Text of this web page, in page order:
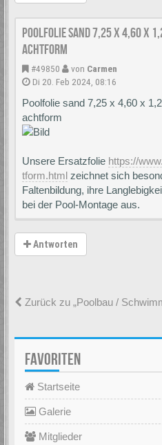
Poolfolie sand 7,25 x 4,60 x
achtform
#49850 von Carmen
Di 20. Feb 2024, 08:16
Poolfolie sand 7,25 x 4,60 x
achtform
Unsere Ersatzfolie https://
tform.html zeichnet sich
Faltenbildung, ihre
bei der Pool-Montage aus.
Antworten
Zurück zu „Poolbau /
FAVORITEN
Startseite
Galerie
Mitglieder